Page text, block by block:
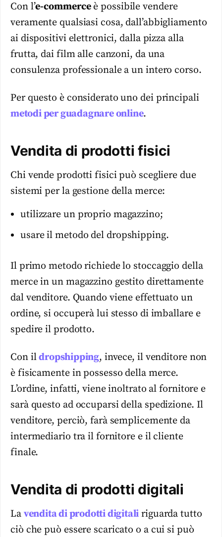
Con l’e-commerceè possibile vendere
veramente qualsiasi cosa, dall’abbigliamento
ai dispositivi elettronici, dalla pizza alla
frutta, dai film alle canzoni, da una
consulenza professionale a un intero corso.
Per questo è considerato uno dei principali
metodi per guadagnare online.
Vendita di prodotti fisici
Chi vende prodotti fisici può scegliere due
sistemi per la gestione della merce:
utilizzare un proprio magazzino;
usare il metodo del dropshipping.
Il primo metodo richiede lo stoccaggio della
merce in un magazzino gestito direttamente
dal venditore. Quando viene effettuato un
ordine, si occuperà lui stesso di imballare e
spedire il prodotto.
Con ildropshipping, invece, il venditore non
è fisicamente in possesso della merce.
L’ordine, infatti, viene inoltrato al fornitore e
sarà questo ad occuparsi della spedizione. Il
venditore, perciò, farà semplicemente da
intermediario tra il fornitore e il cliente
finale.
Vendita di prodotti digitali
La vendita di prodotti digitali riguarda tutto
ciò che può essere scaricato o a cui si può